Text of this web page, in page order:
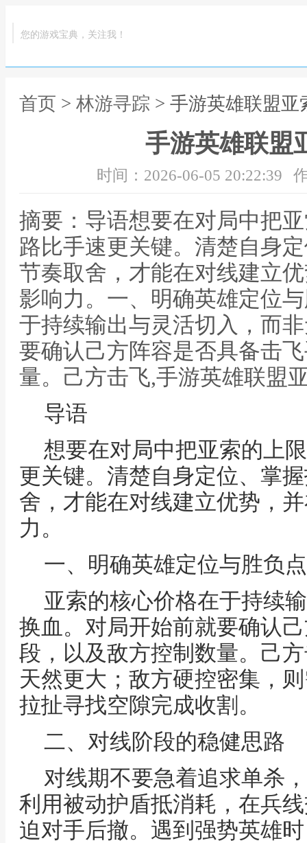
您的游戏宝典，关注我！
首页 > 林游寻踪 > 手游英雄联盟亚
手游英雄联盟
时间：2026-06-05 20:22:39
摘要：导语想要在对局中把
路比手速更关键。清楚自身
节奏取舍，才能在对线建立
影响力。一、明确英雄定位
于持续输出与灵活切入，而
要确认己方阵容是否具备击
量。己方击飞,手游英雄联盟
导语
想要在对局中把亚索的上
更关键。清楚自身定位、掌
舍，才能在对线建立优势，
力。
一、明确英雄定位与胜负点
亚索的核心价格在于持续
换血。对局开始前就要确认
段，以及敌方控制数量。己
天然更大；敌方硬控密集，
拉扯寻找空隙完成收割。
二、对线阶段的稳健思路
对线期不要急着追求单杀
利用被动护盾抵消耗，在兵
迫对手后撤。遇到强势英雄